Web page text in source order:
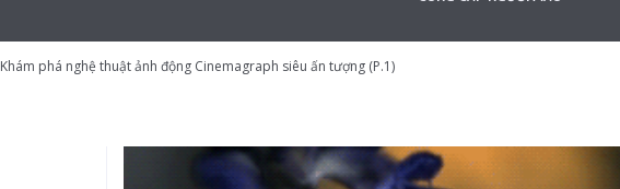
Khám phá nghệ thuật ảnh động Cinemagraph siêu ấn tượng (P.1)